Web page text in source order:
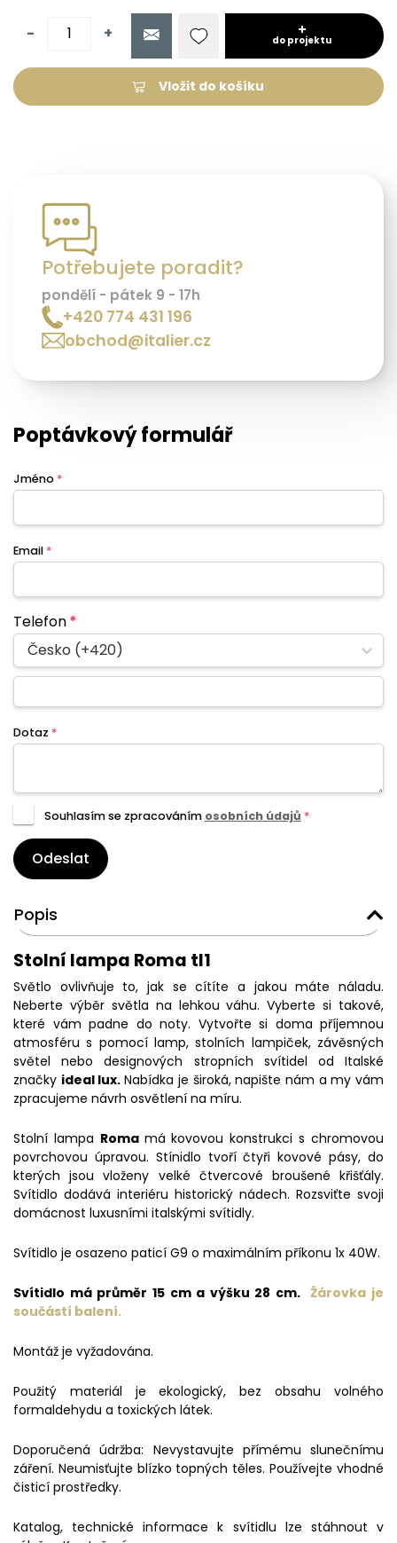
- +
Vložit do košíku
do projektu
Potřebujete poradit?
pondělí - pátek 9 - 17h
+420 774 431 196
obchod@italier.cz
Poptávkový formulář
Jméno *
Email *
Telefon*
Česko (+420)
Dotaz *
Souhlasím se zpracováním osobních údajů *
Odeslat
Popis
Stolní lampa Roma tl1
Světlo ovlivňuje to, jak se cítíte a jakou máte náladu.
Neberte výběr světla na lehkou váhu. Vyberte si takové,
které vám padne do noty. Vytvořte si doma příjemnou
atmosféru s pomocí lamp, stolních lampiček, závěsných
světel nebo designových stropních svítidel od Italské
značky ideal lux.Nabídka je široká, napište nám a my vám
zpracujeme návrh osvětlení na míru.
Stolní lampa Roma má kovovou konstrukci s chromovou
povrchovou úpravou. Stínidlo tvoří čtyři kovové pásy, do
kterých jsou vloženy velké čtvercové broušené křišťály.
Svítidlo dodává interiéru historický nádech. Rozsviťte svoji
domácnost luxusními italskými svítidly.
Svítidlo je osazeno paticí G9 o maximálním příkonu 1x 40W.
Svítidlo má průměr 15 cm a výšku 28 cm.Žárovka je
součástí balení.
Montáž je vyžadována.
Použitý materiál je ekologický, bez obsahu volného
formaldehydu a toxických látek.
Doporučená údržba: Nevystavujte přímému slunečnímu
záření. Neumisťujte blízko topných těles. Používejte vhodné
čisticí prostředky.
Katalog, technické informace k svítidlu lze stáhnout v